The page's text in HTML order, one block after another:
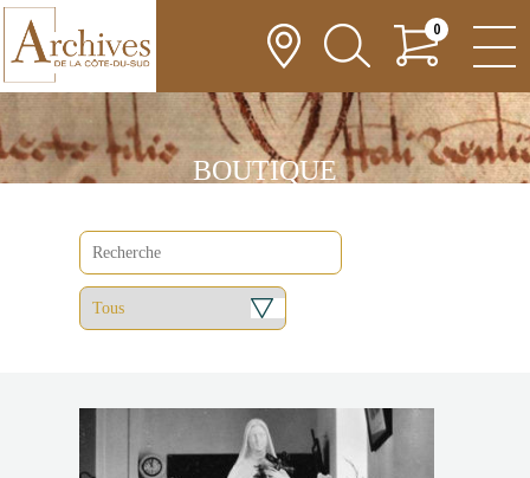
0
BOUTIQUE